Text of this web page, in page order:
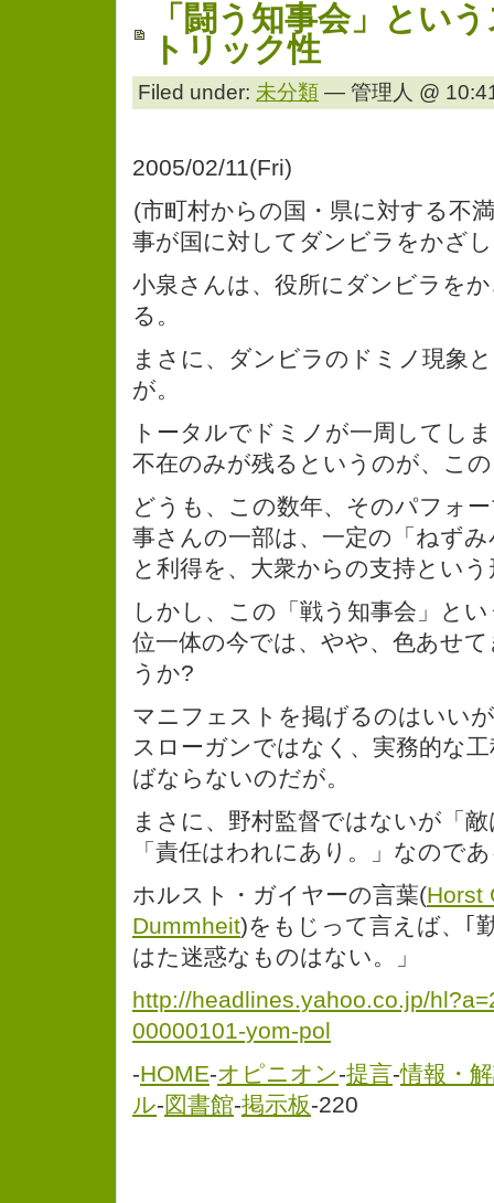
「闘う知事会」とい
トリック性
Filed under: 未分類 — 管理人 @
2005/02/11(Fri)
(市町村からの国・県に対する不
事が国に対してダンビラをかざ
小泉さんは、役所にダンビラを
る。
まさに、ダンビラのドミノ現象
が。
トータルでドミノが一周してし
不在のみが残るというのが、こ
どうも、この数年、そのパフォ
事さんの一部は、一定の「ねず
と利得を、大衆からの支持とい
しかし、この「戦う知事会」と
位一体の今では、やや、色あせ
うか?
マニフェストを掲げるのはいい
スローガンではなく、実務的な
ばならないのだが。
まさに、野村監督ではないが「
「責任はわれにあり。」なので
ホルスト・ガイヤーの言葉(Horst
Dummheit)をもじって言えば、｢
はた迷惑なものはない。」
http://headlines.yahoo.co.jp/
00000101-yom-pol
-HOME-オピニオン-提言-情報・
ル-図書館-掲示板-220